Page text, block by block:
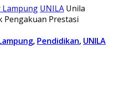
Lampung UNILA Unila
Pengakuan Prestasi
, Pendidikan, UNILA